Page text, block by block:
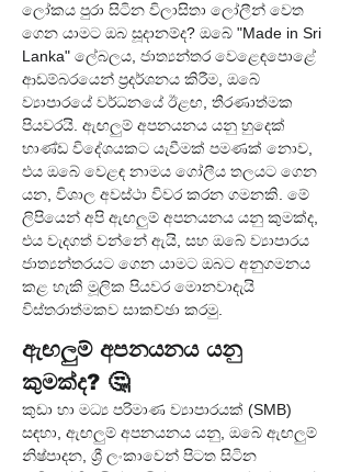
ලෝකය පුරා සිටින විලාසිතා ලෝලීන් වෙත
ගෙන යාමට ඔබ සූදානම්ද? ඔබේ "Made in Sri
Lanka" ලේබලය, ජාත්‍යන්තර වෙළෙඳපොළේ
ආඩම්බරයෙන් ප්‍රදර්ශනය කිරීම, ඔබේ
ව්‍යාපාරයේ වර්ධනයේ ඊළඟ, තීරණාත්මක
පියවරයි. ඇඟලුම් අපනයනය යනු හුදෙක්
භාණ්ඩ විදේශයකට යැවීමක් පමණක් නොව,
එය ඔබේ වෙළඳ නාමය ගෝලීය තලයට ගෙන
යන, විශාල අවස්ථා විවර කරන ගමනකි. මේ
ලිපියෙන් අපි ඇඟලුම් අපනයනය යනු කුමක්ද,
එය වැදගත් වන්නේ ඇයි, සහ ඔබේ ව්‍යාපාරය
ජාත්‍යන්තරයට ගෙන යාමට ඔබට අනුගමනය
කළ හැකි මූලික පියවර මොනවාදැයි
විස්තරාත්මකව සාකච්ඡා කරමු.
ඇඟලුම් අපනයනය යනු
කුමක්ද? 🤔
කුඩා හා මධ්‍ය පරිමාණ ව්‍යාපාරයක් (SMB)
සඳහා, ඇඟලුම් අපනයනය යනු, ඔබේ ඇඟලුම්
නිෂ්පාදන, ශ්‍රී ලංකාවෙන් පිටත සිටින